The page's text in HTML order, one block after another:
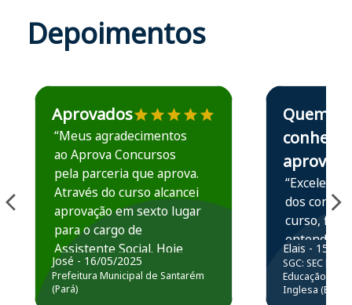
Depoimentos
Estudante José recomenda o Aprova Concursos em
Aprovados
“Meus agradecimentos
ao Aprova Concursos
pela parceria que aprova.
Através do curso alcancei
aprovação em sexto lugar
para o cargo de
Assistente Social. Hoje
estou atuando na
Prefeitura de Santarém.
José - 16/05/2025
Prefeitura Municipal de Santarém
(Pará)
Estudante Elais
Quem
conhece,
aprova
“Excelente
dos
curso,
entender e
prática
resolução
questões.”
Elais - 15/07/
SGC: SEC BA
Educação
Inglesa (Edital